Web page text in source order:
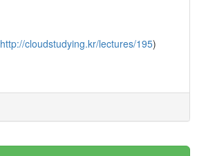
http://cloudstudying.kr/lectures/195)